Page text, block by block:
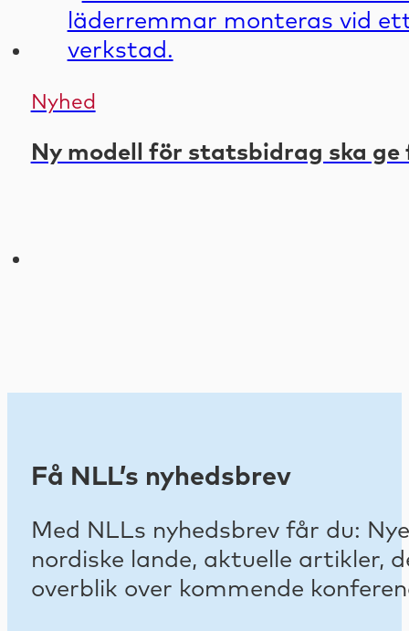
Nyhed
Ny modell för statsbidrag ska
Få NLL’s nyhedsbrev
Med NLLs nyhedsbrev får du:
nordiske lande, aktuelle
overblik over kommende